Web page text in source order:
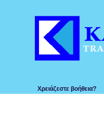
Χρειάζεστε βοήθεια?